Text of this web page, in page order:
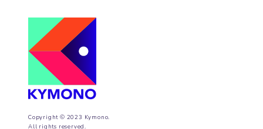
Copyright © 2023 Kymono.
All rights reserved.